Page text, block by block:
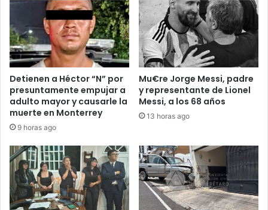
Detienen a Héctor “N” por
presuntamente empujar a
adulto mayor y causarle la
muerte en Monterrey
9 horas ago
Mu€re Jorge Messi, padre
y representante de Lionel
Messi, a los 68 años
13 horas ago